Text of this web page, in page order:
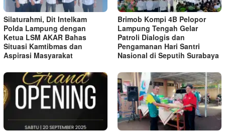
Silaturahmi, Dit Intelkam
Polda Lampung dengan
Ketua LSM AKAR Bahas
Situasi Kamtibmas dan
Aspirasi Masyarakat
Brimob Kompi 4B Pelopor
Lampung Tengah Gelar
Patroli Dialogis dan
Pengamanan Hari Santri
Nasional di Seputih Surabaya